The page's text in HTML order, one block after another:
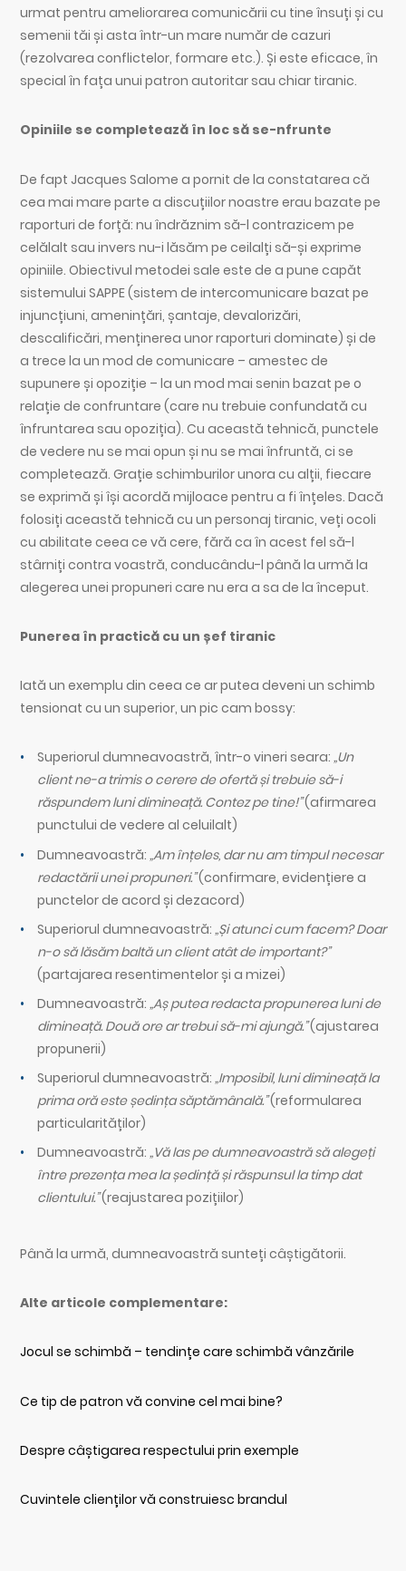
urmat pentru ameliorarea comunicării cu tine însuți și cu
semenii tăi și asta într-un mare număr de cazuri
(rezolvarea conflictelor, formare etc.). Și este eficace, în
special în fața unui patron autoritar sau chiar tiranic.
Opiniile se completează în loc să se-nfrunte
De fapt Jacques Salome a pornit de la constatarea că
cea mai mare parte a discuțiilor noastre erau bazate pe
raporturi de forță: nu îndrăznim să-l contrazicem pe
celălalt sau invers nu-i lăsăm pe ceilalți să-și exprime
opiniile. Obiectivul metodei sale este de a pune capăt
sistemului SAPPE (sistem de intercomunicare bazat pe
injuncțiuni, amenințări, șantaje, devalorizări,
descalificări, menținerea unor raporturi dominate) și de
a trece la un mod de comunicare – amestec de
supunere și opoziție – la un mod mai senin bazat pe o
relație de confruntare (care nu trebuie confundată cu
înfruntarea sau opoziția). Cu această tehnică, punctele
de vedere nu se mai opun și nu se mai înfruntă, ci se
completează. Grație schimburilor unora cu alții, fiecare
se exprimă și își acordă mijloace pentru a fi înțeles. Dacă
folosiți această tehnică cu un personaj tiranic, veți ocoli
cu abilitate ceea ce vă cere, fără ca în acest fel să-l
stârniți contra voastră, conducându-l până la urmă la
alegerea unei propuneri care nu era a sa de la început.
Punerea în practică cu un șef tiranic
Iată un exemplu din ceea ce ar putea deveni un schimb
tensionat cu un superior, un pic cam bossy:
Superiorul dumneavoastră, într-o vineri seara: „Un
client ne-a trimis o cerere de ofertă și trebuie să-i
răspundem luni dimineață. Contez pe tine!”(afirmarea
punctului de vedere al celuilalt)
Dumneavoastră: „Am înțeles, dar nu am timpul necesar
redactării unei propuneri.”(confirmare, evidențiere a
punctelor de acord și dezacord)
Superiorul dumneavoastră: „Și atunci cum facem? Doar
n-o să lăsăm baltă un client atât de important?”
(partajarea resentimentelor și a mizei)
Dumneavoastră: „Aș putea redacta propunerea luni de
dimineață. Două ore ar trebui să-mi ajungă.”(ajustarea
propunerii)
Superiorul dumneavoastră: „Imposibil, luni dimineață la
prima oră este ședința săptămânală.”(reformularea
particularităților)
Dumneavoastră: „Vă las pe dumneavoastră să alegeți
între prezența mea la ședință și răspunsul la timp dat
clientului.”(reajustarea pozițiilor)
Până la urmă, dumneavoastră sunteți câștigătorii.
Alte articole complementare:
Jocul se schimbă – tendințe care schimbă vânzările
Ce tip de patron vă convine cel mai bine?
Despre câștigarea respectului prin exemple
Cuvintele clienților vă construiesc brandul